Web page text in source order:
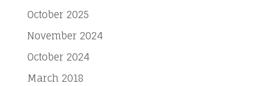
October 2025
November 2024
October 2024
March 2018